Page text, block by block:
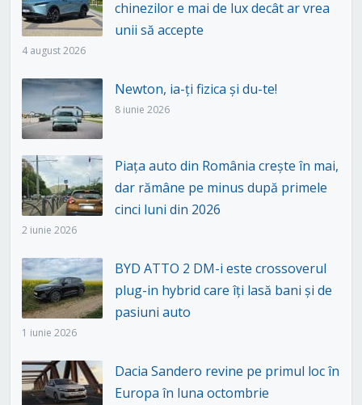
chinezilor e mai de lux decât ar vrea
unii să accepte
4 august 2026
Newton, ia-ți fizica și du-te!
8 iunie 2026
Piața auto din România crește în mai,
dar rămâne pe minus după primele
cinci luni din 2026
2 iunie 2026
BYD ATTO 2 DM-i este crossoverul
plug-in hybrid care îți lasă bani și de
pasiuni auto
1 iunie 2026
Dacia Sandero revine pe primul loc în
Europa în luna octombrie